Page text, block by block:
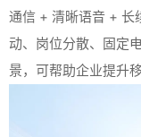
通信 + 清晰语音 + 长
动、岗位分散、固定
景，可帮助企业提升